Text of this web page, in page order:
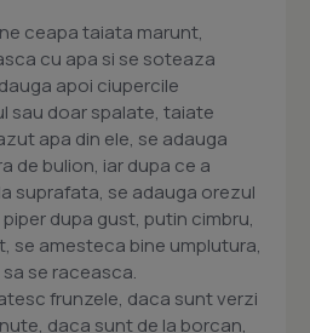
ceapa taiata marunt,
cu apa si se soteaza
apoi ciupercile
sau doar spalate, taiate
apa din ele, se adauga
de bulion, iar dupa ce a
suprafata, se adauga orezul
dupa gust, putin cimbru,
se amesteca bine umplutura,
se raceasca.
frunzele, daca sunt verzi
daca sunt de la borcan,